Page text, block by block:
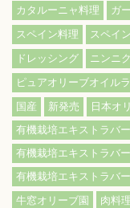
カタルーニャ料理 ガ
スペイン料理
スペイ
ドレッシング
ニンニク
ピュアオリーブオイル
国産
新発売 日本オ
有機栽培エキストラバ
有機栽培エキストラバ
有機栽培エキストラバ
牛窓オリーブ園
肉料理